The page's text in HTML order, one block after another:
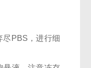
尽PBS，进行细